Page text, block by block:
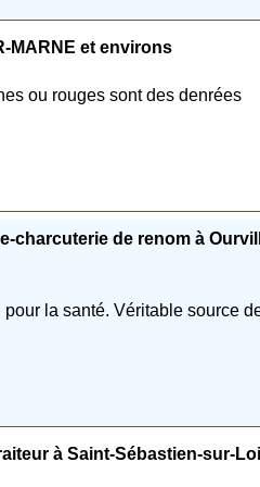
MARNE et environs
ou rouges sont des denrées
charcuterie de renom à
la santé. Véritable source
à Saint-Sébastien-sur-